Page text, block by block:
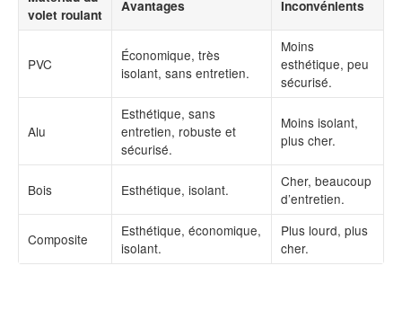
volet roulant
Avantages Inconvénients
PVC
Économique, très
isolant, sans entretien.
Moins
esthétique, peu
sécurisé.
Alu
Esthétique, sans
entretien, robuste et
sécurisé.
Moins isolant,
plus cher.
Bois Esthétique, isolant.
Cher, beaucoup
d’entretien.
Composite
Esthétique, économique,
isolant.
Plus lourd, plus
cher.